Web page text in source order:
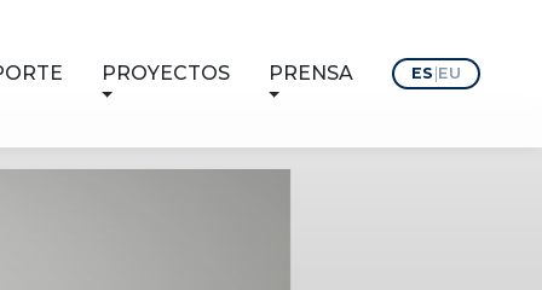
PROYECTOS PRENSA ES EU